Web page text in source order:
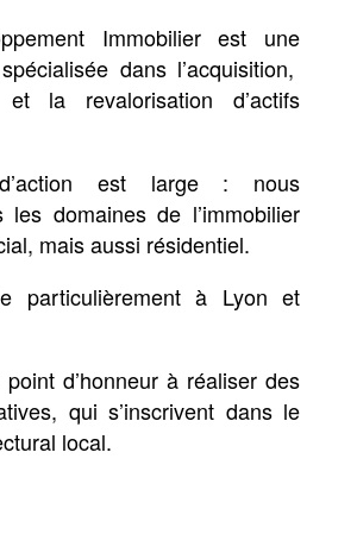
Immobilier est une
dans l’acquisition,
la revalorisation d’actifs
est large : nous
les domaines de l’immobilier
mais aussi résidentiel.
particulièrement à Lyon et
d’honneur à réaliser des
qui s’inscrivent dans le
local.